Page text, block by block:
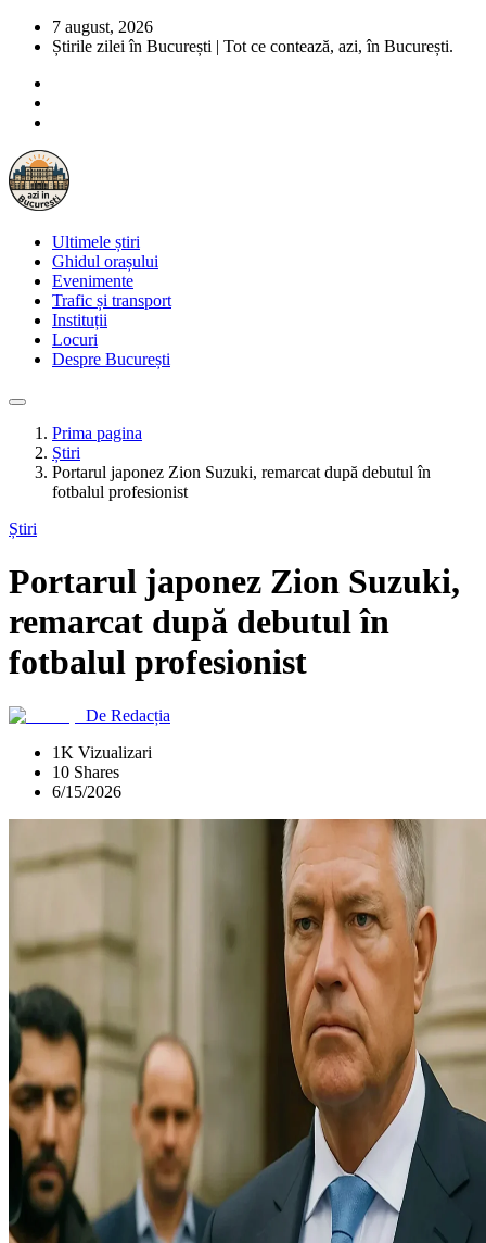
7 august, 2026
Știrile zilei în București | Tot ce contează, azi, în București.
Ultimele știri
Ghidul orașului
Evenimente
Trafic și transport
Instituții
Locuri
Despre București
Prima pagina
Știri
Portarul japonez Zion Suzuki, remarcat după debutul în
fotbalul profesionist
Știri
Portarul japonez Zion Suzuki,
remarcat după debutul în
fotbalul profesionist
De Redacția
1K Vizualizari
10 Shares
6/15/2026